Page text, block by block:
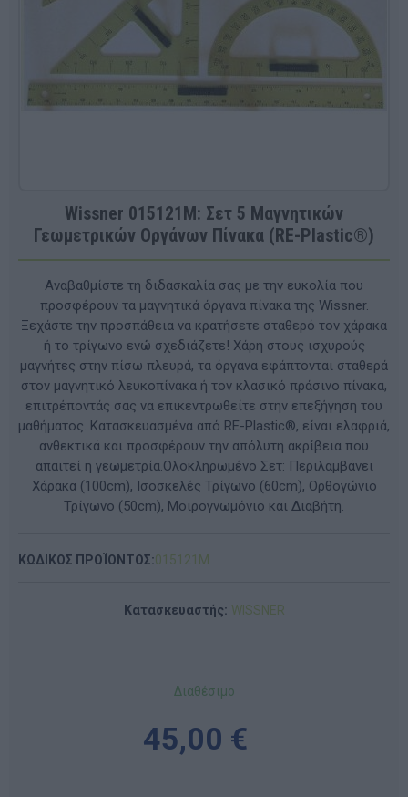
Wissner 015121M: Σετ 5 Μαγνητικών
Γεωμετρικών Οργάνων Πίνακα (RE-Plastic®)
Αναβαθμίστε τη διδασκαλία σας με την ευκολία που
προσφέρουν τα μαγνητικά όργανα πίνακα της Wissner.
Ξεχάστε την προσπάθεια να κρατήσετε σταθερό τον χάρακα
ή το τρίγωνο ενώ σχεδιάζετε! Χάρη στους ισχυρούς
μαγνήτες στην πίσω πλευρά, τα όργανα εφάπτονται σταθερά
στον μαγνητικό λευκοπίνακα ή τον κλασικό πράσινο πίνακα,
επιτρέποντάς σας να επικεντρωθείτε στην επεξήγηση του
μαθήματος. Κατασκευασμένα από RE-Plastic®, είναι ελαφριά,
ανθεκτικά και προσφέρουν την απόλυτη ακρίβεια που
απαιτεί η γεωμετρία.Ολοκληρωμένο Σετ: Περιλαμβάνει
Χάρακα (100cm), Ισοσκελές Τρίγωνο (60cm), Ορθογώνιο
Τρίγωνο (50cm), Μοιρογνωμόνιο και Διαβήτη.
ΚΩΔΙΚΟΣ ΠΡΟΪΟΝΤΟΣ:015121M
Κατασκευαστής: WISSNER
Διαθέσιμο
45,00 €